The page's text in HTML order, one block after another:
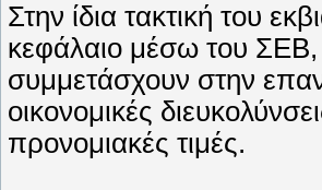
Στην ίδια τακτική του
κεφάλαιο μέσω του ΣEB,
συμμετάσχουν στην
οικονομικές
προνομιακές τιμές.